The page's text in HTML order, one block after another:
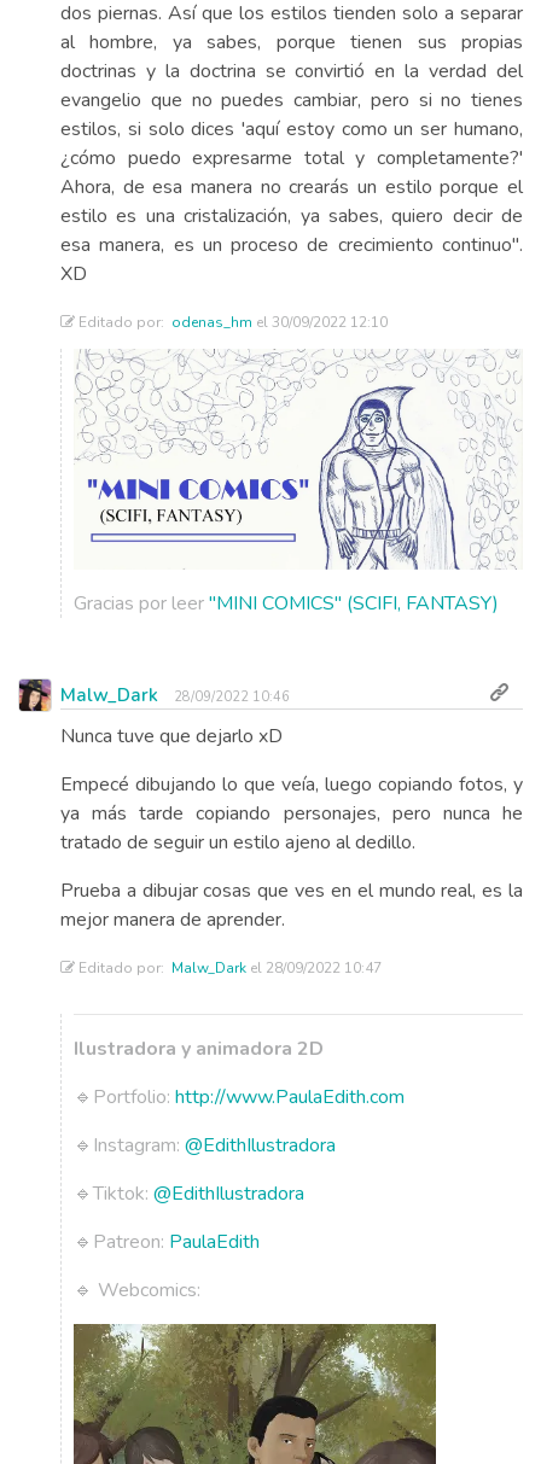
dos piernas. Así que los estilos tienden solo a separar
al hombre, ya sabes, porque tienen sus propias
doctrinas y la doctrina se convirtió en la verdad del
evangelio que no puedes cambiar, pero si no tienes
estilos, si solo dices 'aquí estoy como un ser humano,
¿cómo puedo expresarme total y completamente?'
Ahora, de esa manera no crearás un estilo porque el
estilo es una cristalización, ya sabes, quiero decir de
esa manera, es un proceso de crecimiento continuo".
XD
Editado por: odenas_hm el 30/09/2022 12:10
Gracias por leer"MINI COMICS" (SCIFI, FANTASY)
Malw_Dark 28/09/2022 10:46
Nunca tuve que dejarlo xD
Empecé dibujando lo que veía, luego copiando fotos, y
ya más tarde copiando personajes, pero nunca he
tratado de seguir un estilo ajeno al dedillo.
Prueba a dibujar cosas que ves en el mundo real, es la
mejor manera de aprender.
Editado por: Malw_Dark el 28/09/2022 10:47
Ilustradora y animadora 2D
🔹Portfolio: http://www.PaulaEdith.com
🔹Instagram: @EdithIlustradora
🔹Tiktok: @EdithIlustradora
🔹Patreon: PaulaEdith
🔹 Webcomics: